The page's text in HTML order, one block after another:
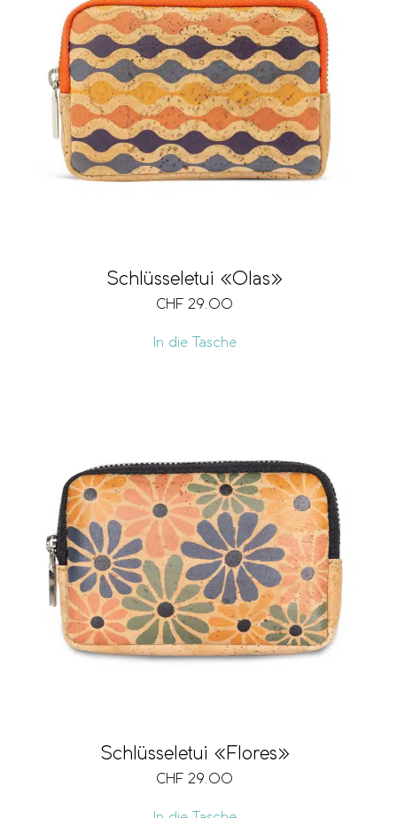
Schlüsseletui «Olas»
CHF 29.00
In die Tasche
Schlüsseletui «Flores»
CHF 29.00